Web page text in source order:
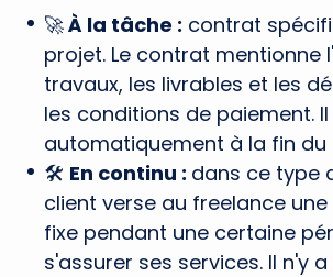
🚀À la tâche : contrat
projet. Le contrat mentionne
travaux, les livrables et les
les conditions de paiement.
automatiquement à la fin du
🛠️ En continu : dans ce type
client verse au freelance
fixe pendant une certaine
s'assurer ses services. Il n'y